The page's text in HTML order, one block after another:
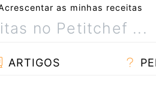
as minhas receitas
ARTIGOS